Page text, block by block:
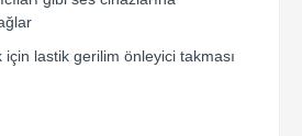
için lastik gerilim önleyici takması